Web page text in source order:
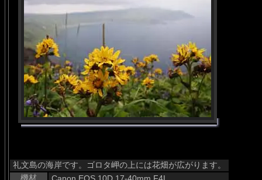
礼文島の海岸です。ゴロタ岬の上には花畑が広がります。
機材